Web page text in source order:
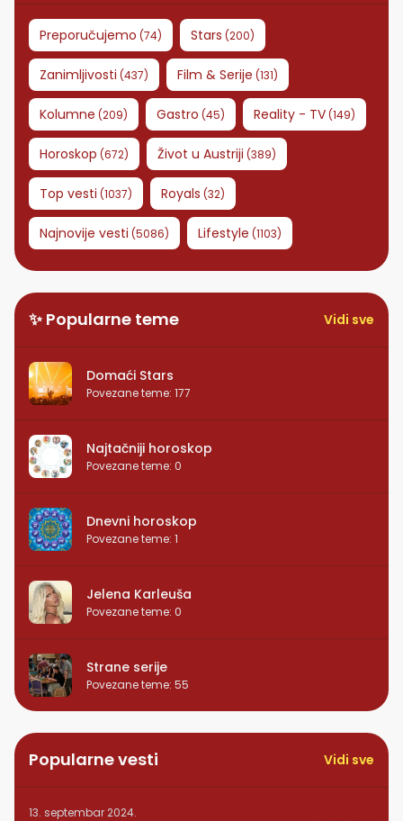
Preporučujemo (74) Stars (200)
Zanimljivosti (437) Film & Serije (131)
Kolumne (209) Gastro (45) Reality - TV(149)
Horoskop (672) Život u Austriji (389)
Top vesti (1037) Royals (32)
Najnovije vesti (5086) Lifestyle (1103)
✨ Popularne teme Vidi sve
Domaći Stars
Povezane teme: 177
Najtačniji horoskop
Povezane teme: 0
Dnevni horoskop
Povezane teme: 1
Jelena Karleuša
Povezane teme: 0
Strane serije
Povezane teme: 55
Popularne vesti Vidi sve
13. septembar 2024.